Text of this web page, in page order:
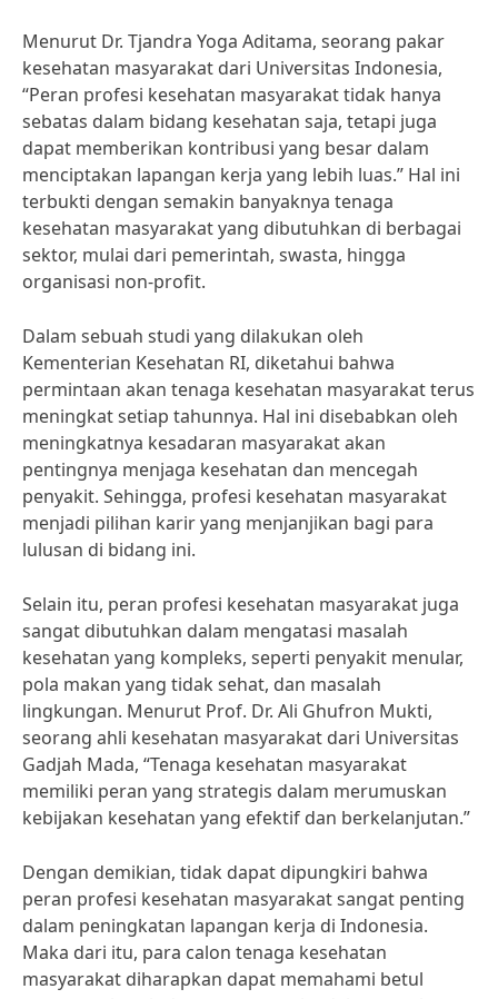
Menurut Dr. Tjandra Yoga Aditama, seorang pakar
kesehatan masyarakat dari Universitas Indonesia,
“Peran profesi kesehatan masyarakat tidak hanya
sebatas dalam bidang kesehatan saja, tetapi juga
dapat memberikan kontribusi yang besar dalam
menciptakan lapangan kerja yang lebih luas.” Hal ini
terbukti dengan semakin banyaknya tenaga
kesehatan masyarakat yang dibutuhkan di berbagai
sektor, mulai dari pemerintah, swasta, hingga
organisasi non-profit.
Dalam sebuah studi yang dilakukan oleh
Kementerian Kesehatan RI, diketahui bahwa
permintaan akan tenaga kesehatan masyarakat terus
meningkat setiap tahunnya. Hal ini disebabkan oleh
meningkatnya kesadaran masyarakat akan
pentingnya menjaga kesehatan dan mencegah
penyakit. Sehingga, profesi kesehatan masyarakat
menjadi pilihan karir yang menjanjikan bagi para
lulusan di bidang ini.
Selain itu, peran profesi kesehatan masyarakat juga
sangat dibutuhkan dalam mengatasi masalah
kesehatan yang kompleks, seperti penyakit menular,
pola makan yang tidak sehat, dan masalah
lingkungan. Menurut Prof. Dr. Ali Ghufron Mukti,
seorang ahli kesehatan masyarakat dari Universitas
Gadjah Mada, “Tenaga kesehatan masyarakat
memiliki peran yang strategis dalam merumuskan
kebijakan kesehatan yang efektif dan berkelanjutan.”
Dengan demikian, tidak dapat dipungkiri bahwa
peran profesi kesehatan masyarakat sangat penting
dalam peningkatan lapangan kerja di Indonesia.
Maka dari itu, para calon tenaga kesehatan
masyarakat diharapkan dapat memahami betul